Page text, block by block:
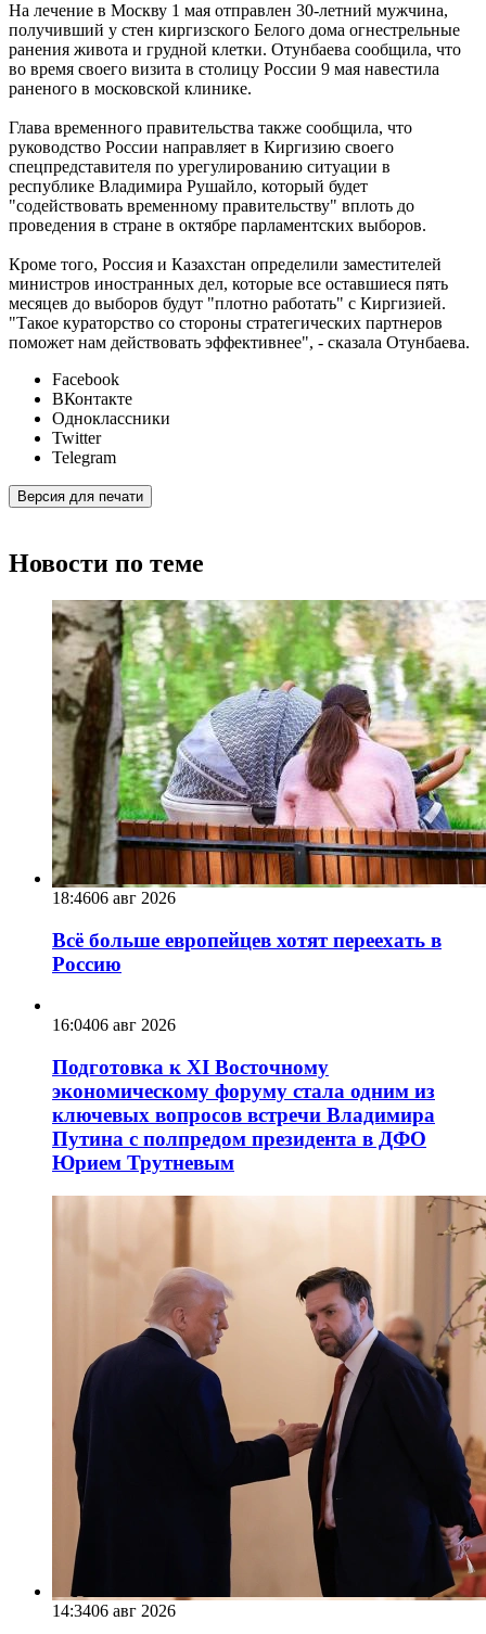
На лечение в Москву 1 мая отправлен 30-летний мужчина,
получивший у стен киргизского Белого дома огнестрельные
ранения живота и грудной клетки. Отунбаева сообщила, что
во время своего визита в столицу России 9 мая навестила
раненого в московской клинике.
Глава временного правительства также сообщила, что
руководство России направляет в Киргизию своего
спецпредставителя по урегулированию ситуации в
республике Владимира Рушайло, который будет
"содействовать временному правительству" вплоть до
проведения в стране в октябре парламентских выборов.
Кроме того, Россия и Казахстан определили заместителей
министров иностранных дел, которые все оставшиеся пять
месяцев до выборов будут "плотно работать" с Киргизией.
"Такое кураторство со стороны стратегических партнеров
поможет нам действовать эффективнее", - сказала Отунбаева.
Facebook
ВКонтакте
Одноклассники
Twitter
Telegram
Версия для печати
Новости по теме
18:4606 авг 2026
Всё больше европейцев хотят переехать в
Россию
16:0406 авг 2026
Подготовка к XI Восточному
экономическому форуму стала одним из
ключевых вопросов встречи Владимира
Путина с полпредом президента в ДФО
Юрием Трутневым
14:3406 авг 2026